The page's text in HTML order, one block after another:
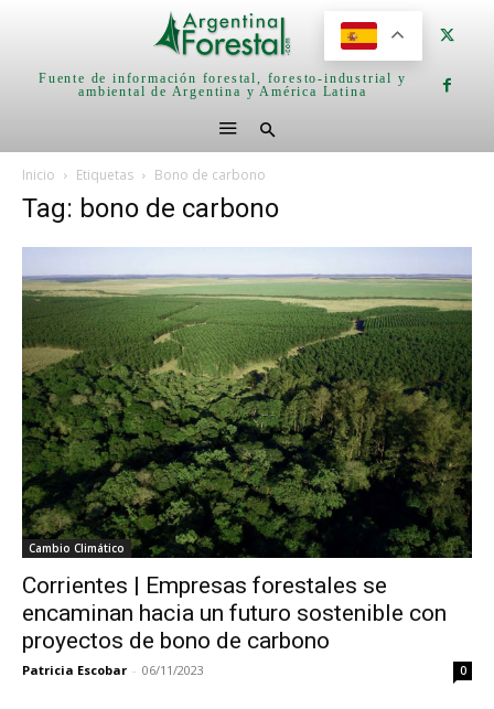
Fuente de información forestal, foresto-industrial y
ambiental de Argentina y América Latina
Inicio Etiquetas Bono de carbono
Tag: bono de carbono
Cambio Climático
Corrientes | Empresas forestales se
encaminan hacia un futuro sostenible con
proyectos de bono de carbono
Patricia Escobar - 06/11/2023 0